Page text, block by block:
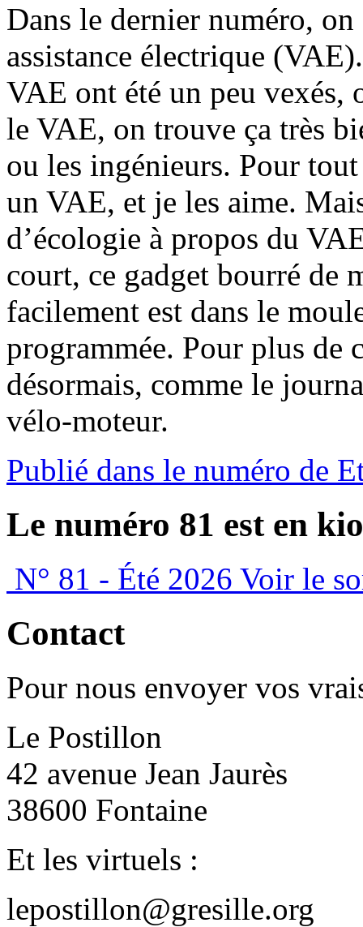
Dans le dernier numéro,
assistance électrique
VAE ont été un peu vexés,
le VAE, on trouve ça très
ou les ingénieurs. Pour
un VAE, et je les aime.
d’écologie à propos du
court, ce gadget bourré de
facilement est dans le
programmée. Pour plus de
désormais, comme le
vélo-moteur.
Publié dans le numéro de
Le numéro 81 est en
N° 81 - Été 2026 Voir le
Contact
Pour nous envoyer vos
Le Postillon
42 avenue Jean Jaurès
38600 Fontaine
Et les virtuels :
lepostillon@gresille.org